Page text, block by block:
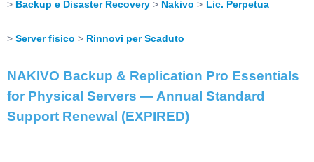
Chi siamo
Prodotti
Backup e Disaster Recovery Nakivo Lic. Perpetua
Server fisico Rinnovi per Scaduto
NAKIVO Backup & Replication Pro Essentials
for Physical Servers — Annual Standard
Support Renewal (EXPIRED)